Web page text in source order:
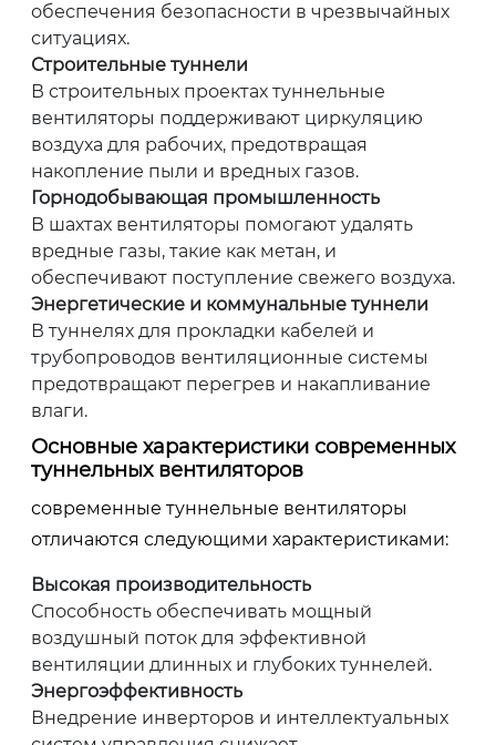
обеспечения безопасности в чрезвычайных
ситуациях.
Строительные туннели
В строительных проектах туннельные
вентиляторы поддерживают циркуляцию
воздуха для рабочих, предотвращая
накопление пыли и вредных газов.
Горнодобывающая промышленность
В шахтах вентиляторы помогают удалять
вредные газы, такие как метан, и
обеспечивают поступление свежего воздуха.
Энергетические и коммунальные туннели
В туннелях для прокладки кабелей и
трубопроводов вентиляционные системы
предотвращают перегрев и накапливание
влаги.
Основные характеристики современных
туннельных вентиляторов
современные туннельные вентиляторы
отличаются следующими характеристиками:
Высокая производительность
Способность обеспечивать мощный
воздушный поток для эффективной
вентиляции длинных и глубоких туннелей.
Энергоэффективность
Внедрение инверторов и интеллектуальных